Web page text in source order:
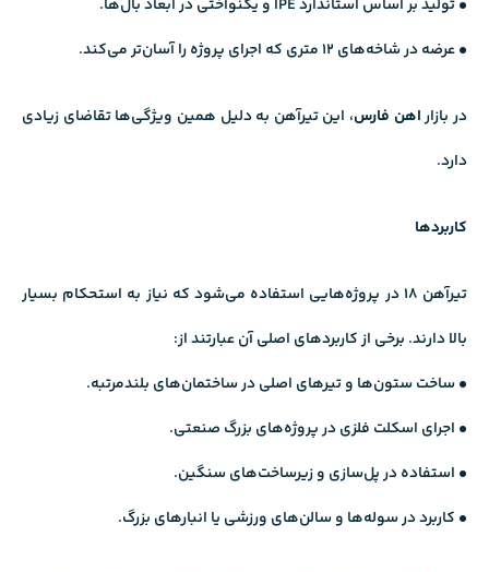
• تولید بر اساس استاندارد IPE و یکنواختی در ابعاد بال‌ها.
• عرضه در شاخه‌های ۱۲ متری که اجرای پروژه را آسان‌تر می‌کند.
در بازاراهن فارس، این تیرآهن به دلیل همین ویژگی‌ها تقاضای زیادی
دارد.
کاربردها
تیرآهن ۱۸ در پروژه‌هایی استفاده می‌شود که نیاز به استحکام بسیار
بالا دارند. برخی از کاربردهای اصلی آن عبارتند از:
• ساخت ستون‌ها و تیرهای اصلی در ساختمان‌های بلندمرتبه.
• اجرای اسکلت فلزی در پروژه‌های بزرگ صنعتی.
• استفاده در پل‌سازی و زیرساخت‌های سنگین.
• کاربرد در سوله‌ها و سالن‌های ورزشی یا انبارهای بزرگ.